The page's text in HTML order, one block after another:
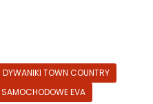
DYWANIKI TOWN COUNTRY
EVA